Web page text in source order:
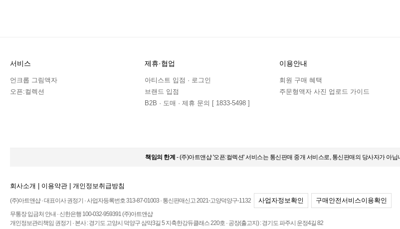
서비스
언크롭 그림액자
오픈:컬렉션
제휴·협업
아티스트 입점 · 로그인
브랜드 입점
B2B · 도매 · 제휴 문의 [ 1833-5498 ]
이용안내
회원 구매 혜택
주문형액자 사진 업로드 가이드
책임의 한계 - (주)아트앤샵 '오픈:컬렉션' 서비스는 통신판매 중개 서비스로, 통신판매의 당사자가 아
회사소개 이용약관 개인정보취급방침
(주)아트앤샵 · 대표이사 권정기 · 사업자등록번호 313-87-01003 · 통신판매신고 2021-고양덕양구-1132 사업자정보확인 구매안전서비스이용확인
무통장 입금처 안내 · 신한은행 100-032-959391 (주)아트앤샵
개인정보관리책임 권정기 · 본사 : 경기도 고양시 덕양구 삼막3길 5 지축한강듀클래스 220호 · 공장(출고지) : 경기도 파주시 운정4길 82